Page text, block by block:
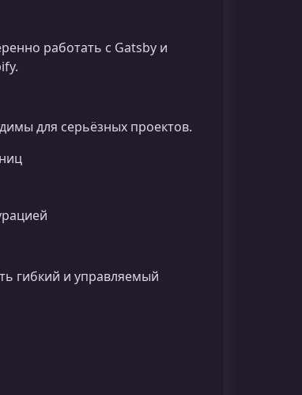
работать с Gatsby и
для серьёзных проектов.
гибкий и управляемый